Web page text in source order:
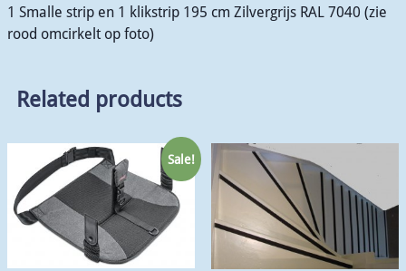
1 Smalle strip en 1 klikstrip 195 cm Zilvergrijs RAL 7040 (zie
rood omcirkelt op foto)
Related products
Sale!